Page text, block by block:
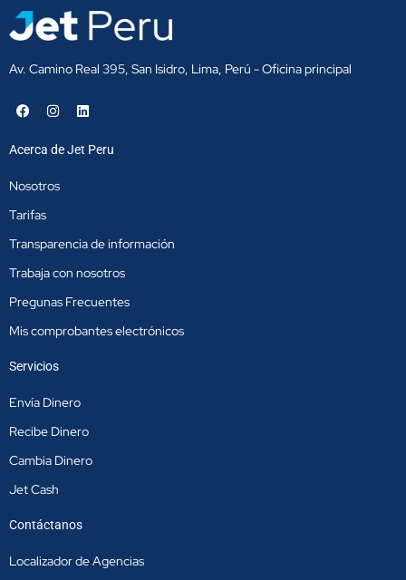
Av. Camino Real 395, San Isidro, Lima, Perú - Oficina principal
F
a
e
b
o
I
n
t
a
r
L
i
k
e
Acerca de Jet Peru
Nosotros
Tarifas
Transparencia de información
Trabaja con nosotros
Pregunas Frecuentes
Mis comprobantes electrónicos
Servicios
Envía Dinero
Recibe Dinero
Cambia Dinero
Jet Cash
Contáctanos
Localizador de Agencias